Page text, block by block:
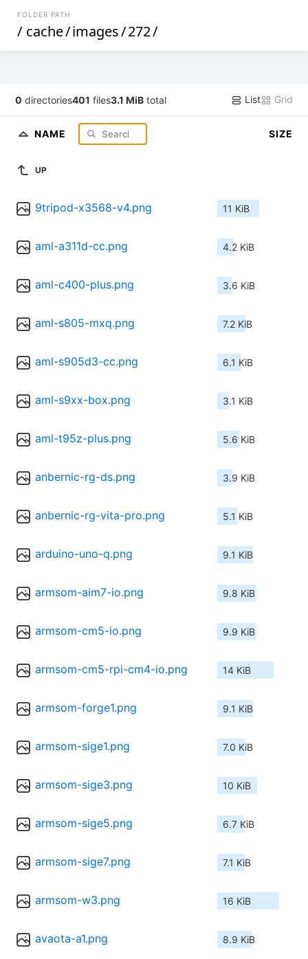
FOLDER PATH
/ cache/images/272/
0 directories401 files3.1 MiB total List Grid
NAME SIZE
UP
9tripod-x3568-v4.png 11 KiB
aml-a311d-cc.png 4.2 KiB
aml-c400-plus.png 3.6 KiB
aml-s805-mxq.png 7.2 KiB
aml-s905d3-cc.png 6.1 KiB
aml-s9xx-box.png 3.1 KiB
aml-t95z-plus.png 5.6 KiB
anbernic-rg-ds.png 3.9 KiB
anbernic-rg-vita-pro.png 5.1 KiB
arduino-uno-q.png 9.1 KiB
armsom-aim7-io.png 9.8 KiB
armsom-cm5-io.png 9.9 KiB
armsom-cm5-rpi-cm4-io.png 14 KiB
armsom-forge1.png 9.1 KiB
armsom-sige1.png 7.0 KiB
armsom-sige3.png 10 KiB
armsom-sige5.png 6.7 KiB
armsom-sige7.png 7.1 KiB
armsom-w3.png 16 KiB
avaota-a1.png 8.9 KiB